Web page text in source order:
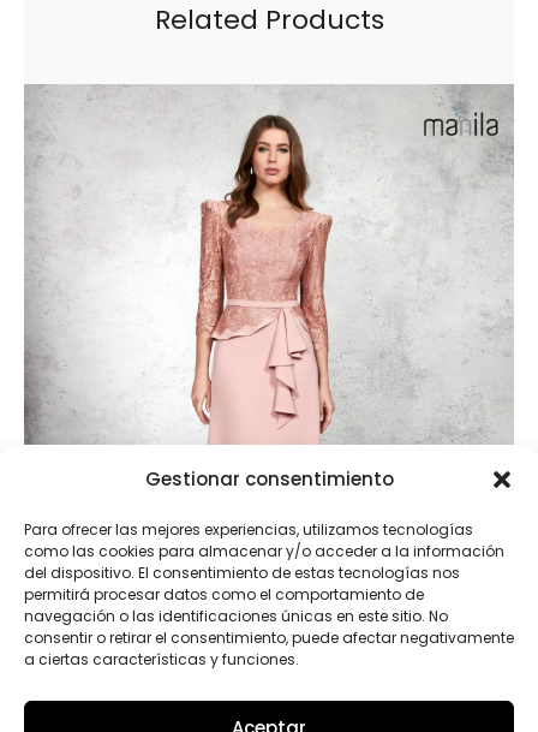
Gestionar consentimiento
Para ofrecer las mejores experiencias, utilizamos tecnologías
como las cookies para almacenar y/o acceder a la información
del dispositivo. El consentimiento de estas tecnologías nos
permitirá procesar datos como el comportamiento de
navegación o las identificaciones únicas en este sitio. No
consentir o retirar el consentimiento, puede afectar negativamente
a ciertas características y funciones.
Related Products